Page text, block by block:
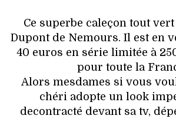
MAISON
AUTO
LIEUX
BEAUTÉ
Ce superbe caleçon tout
Dupont de Nemours. Il est en
40 euros en série limitée à
pour toute la
Alors mesdames si vous
chéri adopte un look
decontracté devant sa tv,